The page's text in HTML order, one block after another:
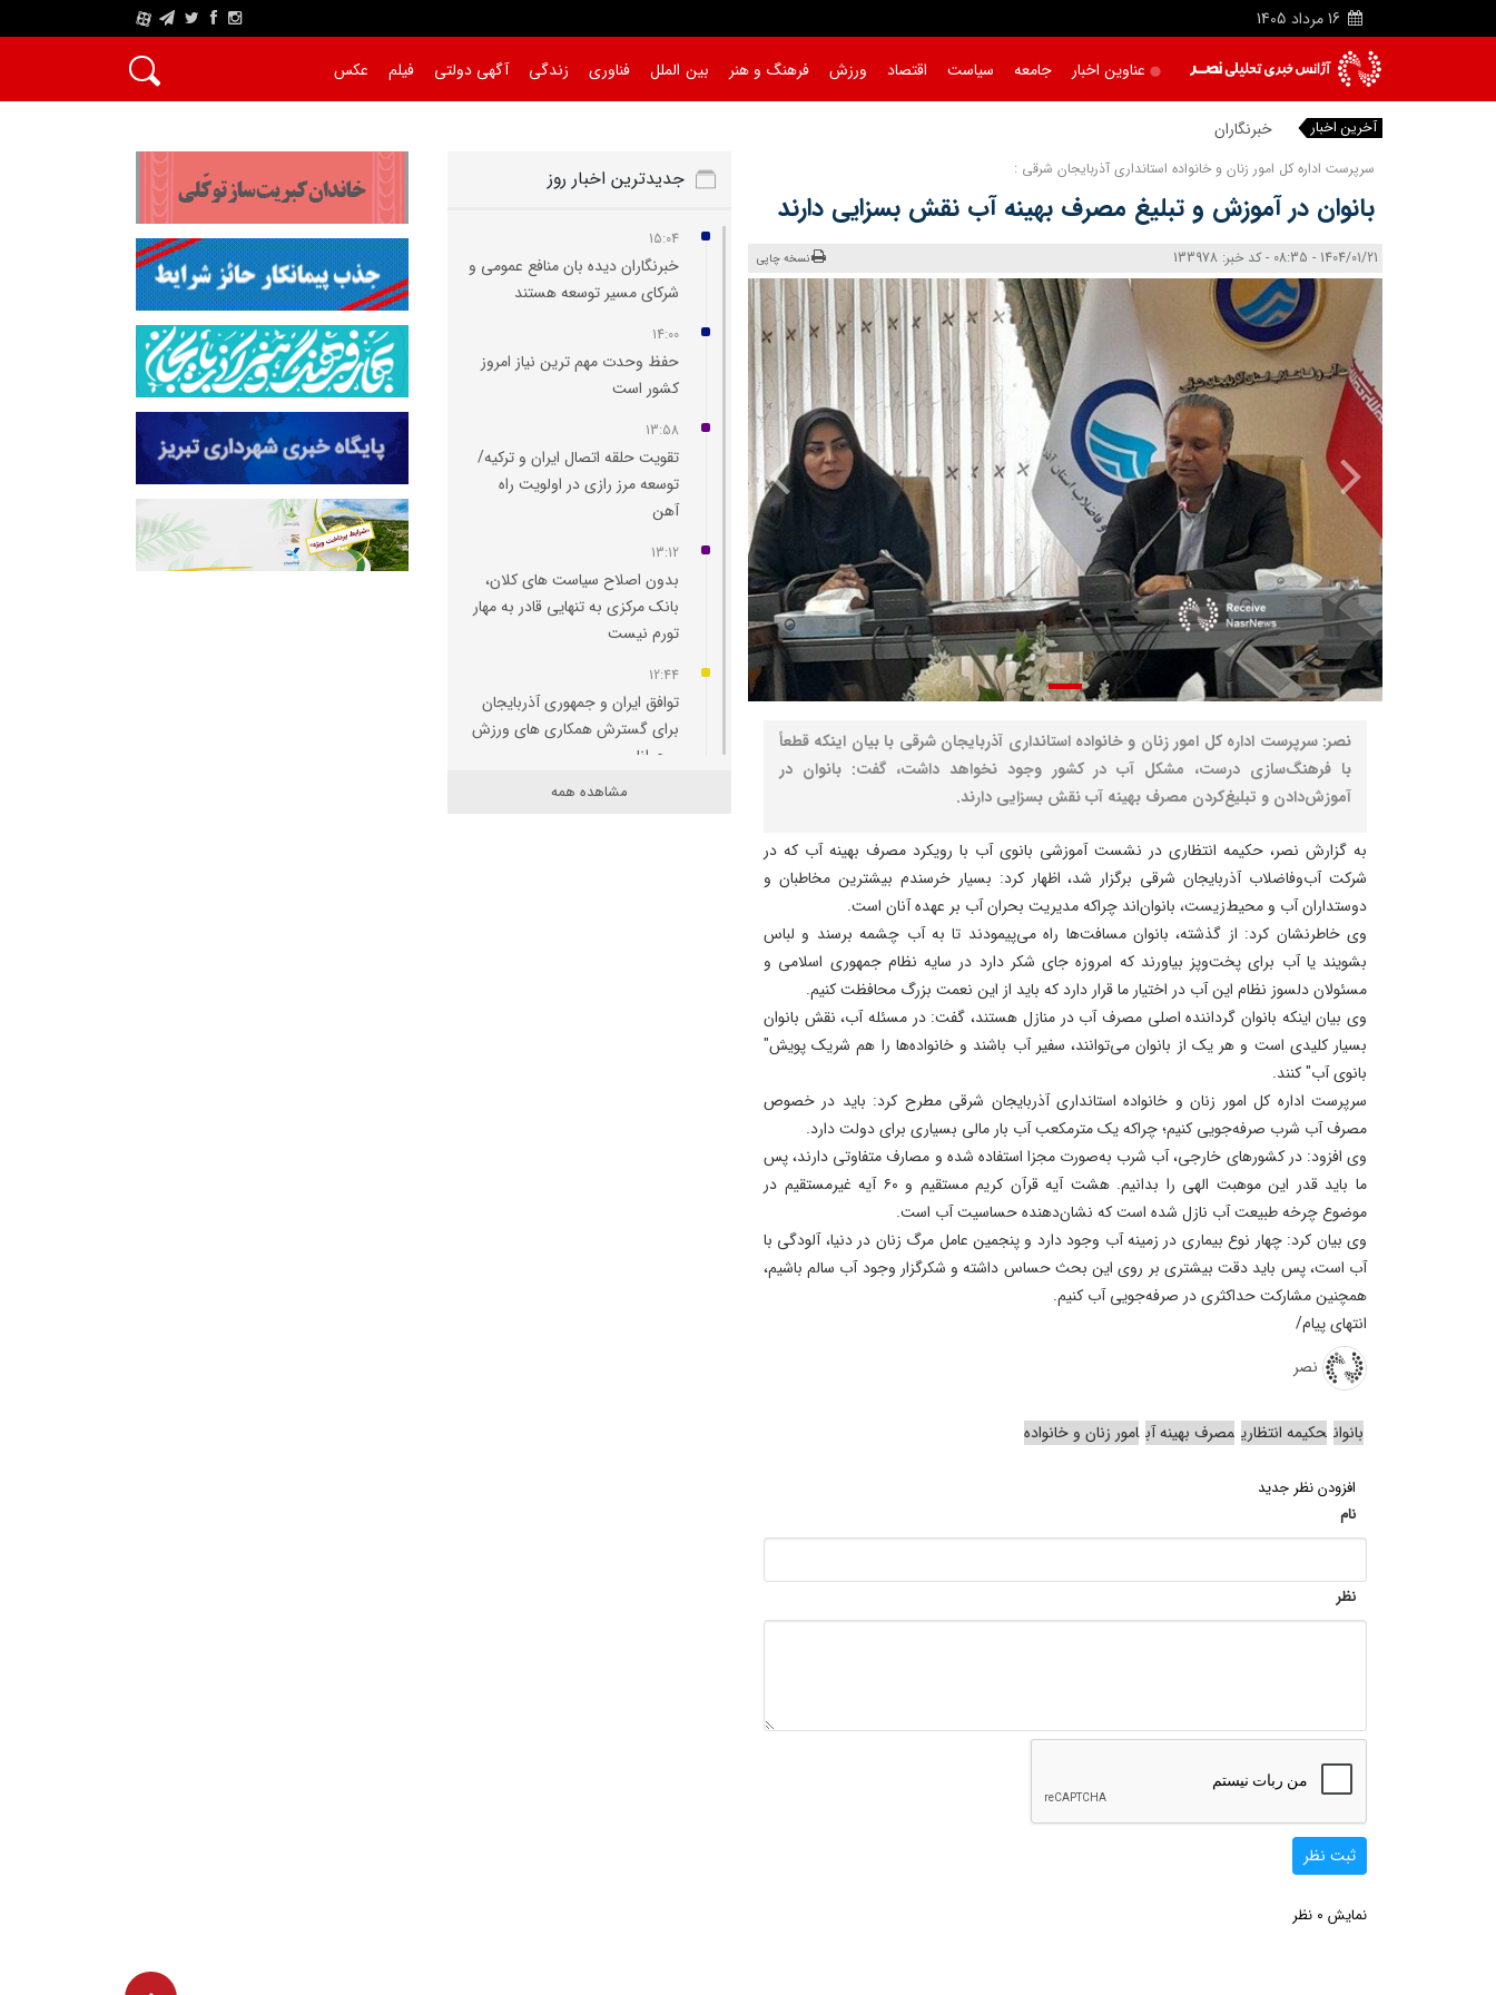
16 مرداد 1405
A
عناوین اخبار جامعه سیاست اقتصاد ورزش فرهنگ و هنر بین الملل فناوری زندگی آگهی دولتی فیلم عکس
آخرین اخبار خبرنگاران دیده‌ ب
سرپرست اداره کل امور زنان و خانواده استانداری آذربایجان شرقی :
بانوان در آموزش‌ و تبلیغ‌ مصرف بهینه آب نقش بسزایی دارند
1404/01/21 - 08:35 - کد خبر: 133978 نسخه چاپی
نصر: سرپرست اداره کل امور زنان و خانواده استانداری آذربایجان شرقی با بیان اینکه قطعاً
با فرهنگ‌سازی درست، مشکل آب در کشور وجود نخواهد داشت، گفت: بانوان در
آموزش‌دادن و تبلیغ‌کردن مصرف بهینه آب نقش بسزایی دارند.
به گزارش نصر، حکیمه انتظاری در نشست آموزشی بانوی آب با رویکرد مصرف بهینه آب که در
شرکت آب‌وفاضلاب آذربایجان شرقی برگزار شد، اظهار کرد: بسیار خرسندم بیشترین مخاطبان و
دوستداران آب و محیط‌زیست، بانوان‌اند چراکه مدیریت بحران آب بر عهده آنان است.
وی خاطرنشان کرد: از گذشته، بانوان مسافت‌ها راه می‌پیمودند تا به آب چشمه برسند و لباس
بشویند یا آب برای پخت‌وپز بیاورند که امروزه جای شکر دارد در سایه نظام جمهوری اسلامی و
مسئولان دلسوز نظام این آب در اختیار ما قرار دارد که باید از این نعمت بزرگ محافظت کنیم.
وی بیان اینکه بانوان گرداننده اصلی مصرف آب‌ در منازل هستند، گفت: در مسئله آب، نقش بانوان
بسیار کلیدی است و هر یک از بانوان می‌توانند، سفیر آب باشند و خانواده‌ها را هم شریک پویش"
بانوی آب" کنند.
سرپرست اداره کل امور زنان و خانواده استانداری آذربایجان شرقی مطرح کرد: باید در خصوص
مصرف آب شرب صرفه‌جویی کنیم؛ چراکه یک مترمکعب آب بار مالی بسیاری برای دولت دارد.
وی افزود: در کشورهای خارجی، آب شرب به‌صورت مجزا استفاده شده و مصارف متفاوتی دارند، پس
ما باید قدر این موهبت الهی را بدانیم. هشت آیه قرآن کریم مستقیم و ۶۰ آیه غیرمستقیم در
موضوع چرخه طبیعت آب نازل شده است که نشان‌دهنده حساسیت آب است.
وی بیان کرد: چهار نوع بیماری در زمینه آب وجود دارد و پنجمین عامل مرگ زنان در دنیا، آلودگی با
آب است، پس باید دقت بیشتری بر روی این بحث حساس داشته و شکرگزار وجود آب سالم باشیم،
همچنین مشارکت حداکثری در صرفه‌جویی آب کنیم.
انتهای پیام/
نصر
بانوان حکیمه انتظاری مصرف بهینه آب امور زنان و خانواده
افزودن نظر جدید
نام
نظر
ثبت نظر
نمایش 0 نظر
جدیدترین اخبار روز
15:04
خبرنگاران دیده‌ بان منافع عمومی و
شرکای مسیر توسعه هستند
14:00
حفظ وحدت مهم‌ ترین نیاز امروز
کشور است
13:58
تقویت حلقه اتصال ایران و ترکیه/
توسعه مرز رازی در اولویت راه‌
آهن
13:12
بدون اصلاح سیاست‌ های کلان،
بانک مرکزی به تنهایی قادر به مهار
تورم نیست
12:44
توافق ایران و جمهوری آذربایجان
برای گسترش همکاری‌ های ورزش
و جوانان
مشاهده همه